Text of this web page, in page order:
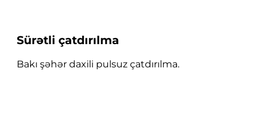
Sürətli çatdırılma
Bakı şəhər daxili pulsuz çatdırılma.